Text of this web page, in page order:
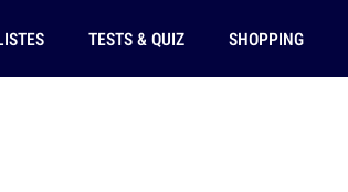
TESTS & QUIZ SHOPPING